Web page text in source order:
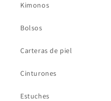
Kimonos
Bolsos
Carteras de piel
Cinturones
Estuches